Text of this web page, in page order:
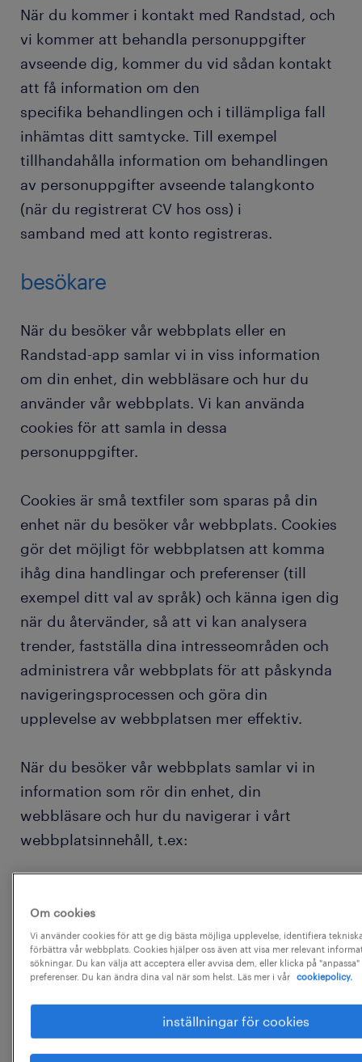
När du kommer i kontakt med Randstad, och
vi kommer att behandla personuppgifter
avseende dig, kommer du vid sådan kontakt
att få information om den
specifika behandlingen och i tillämpliga fall
inhämtas ditt samtycke. Till exempel
tillhandahålla information om behandlingen
av personuppgifter avseende talangkonto
(när du registrerat CV hos oss) i
samband med att konto registreras.
besökare
När du besöker vår webbplats eller en
Randstad-app samlar vi in viss information
om din enhet, din webbläsare och hur du
använder vår webbplats. Vi kan använda
cookies för att samla in dessa
personuppgifter.
Cookies är små textfiler som sparas på din
enhet när du besöker vår webbplats. Cookies
gör det möjligt för webbplatsen att komma
ihåg dina handlingar och preferenser (till
exempel ditt val av språk) och känna igen dig
när du återvänder, så att vi kan analysera
trender, fastställa dina intresseområden och
administrera vår webbplats för att påskynda
navigeringsprocessen och göra din
upplevelse av webbplatsen mer effektiv.
När du besöker vår webbplats samlar vi in
information som rör din enhet, din
webbläsare och hur du navigerar i vårt
webbplatsinnehåll, t.ex:
IP-adressen för din Internetleverantör.
Enhetens skärmupplösning
Version av webbläsare och
Om cookies
Vi använder cookies för att ge dig bästa möjliga upplevelse, identifiera
förbättra vår webbplats. Cookies hjälper oss även att visa mer relevant
sökningar. Du kan välja att acceptera eller avvisa dem, eller klicka på
preferenser. Du kan ändra dina val när som helst. Läs mer i vår
cookiepolicy.
inställningar för cookies